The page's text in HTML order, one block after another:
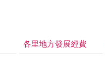
各里地方發展經費